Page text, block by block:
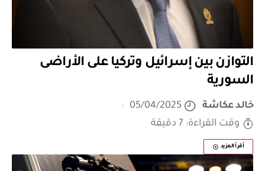
التوازن بين إسرائيل وتركيا على الأراضى
السورية
خالد عكاشة
05/04/2025
وقت القراءة: 7 دقيقة
أقرأ المزيد